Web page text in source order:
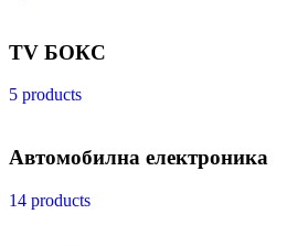
TV БОКС
5 products
Автомобилна електроника
14 products